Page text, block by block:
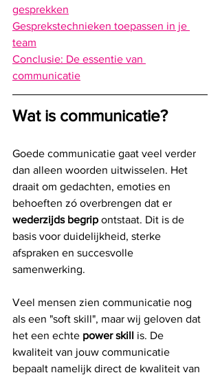
gesprekken
Gesprekstechnieken toepassen in je
team
Conclusie: De essentie van
communicatie
Wat is communicatie?
Goede communicatie gaat veel verder
dan alleen woorden uitwisselen. Het
draait om gedachten, emoties en
behoeften zó overbrengen dat er
wederzijds begrip ontstaat. Dit is de
basis voor duidelijkheid, sterke
afspraken en succesvolle
samenwerking.
Veel mensen zien communicatie nog
als een "soft skill", maar wij geloven dat
het een echte power skill is. De
kwaliteit van jouw communicatie
bepaalt namelijk direct de kwaliteit van